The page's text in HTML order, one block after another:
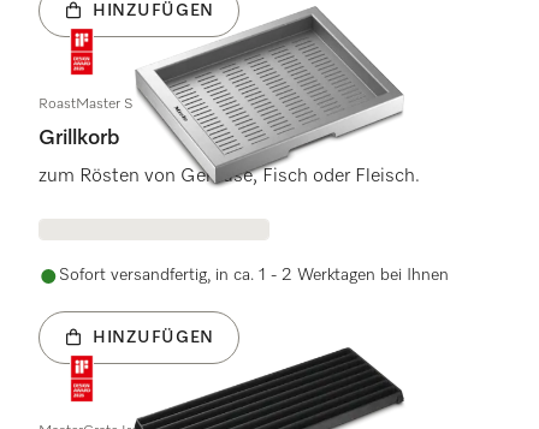
HINZUFÜGEN
RoastMaster S
Grillkorb
zum Rösten von Gemüse, Fisch oder Fleisch.
Sofort versandfertig, in ca. 1 - 2 Werktagen bei Ihnen
HINZUFÜGEN